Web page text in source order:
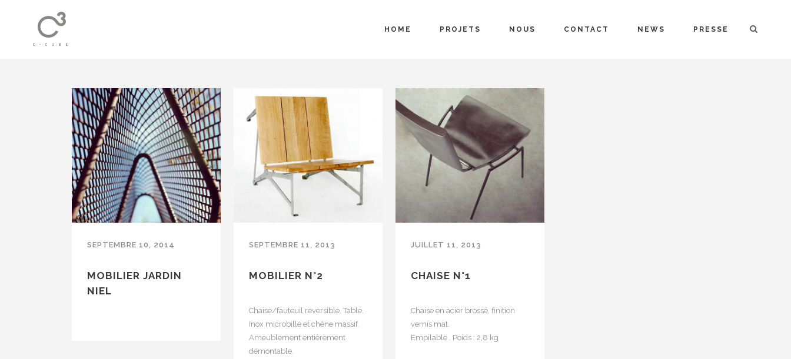
HOME PROJETS NOUS CONTACT NEWS PRESSE
SEPTEMBRE 10, 2014
MOBILIER JARDIN
NIEL
SEPTEMBRE 11, 2013
MOBILIER N°2
Chaise/fauteuil reversible. Table.
Inox microbillé et chêne massif.
Ameublement entièrement
démontable.
JUILLET 11, 2013
CHAISE N°1
Chaise en acier brossé, finition
vernis mat.
Empilable . Poids : 2,8 kg